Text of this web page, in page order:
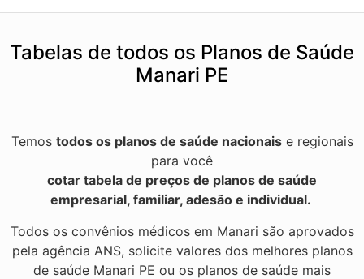
Tabelas de todos os Planos de Saúde
Manari PE
Temos todos os planos de saúde nacionaise regionais
para você
cotar tabela de preços de planos de saúde
empresarial, familiar, adesão e individual.
Todos os convênios médicos em Manari são aprovados
pela agência ANS, solicite valores dos melhores planos
de saúde Manari PE ou os planos de saúde mais